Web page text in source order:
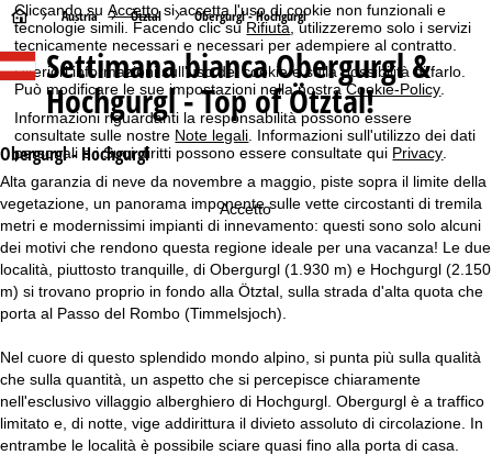
Cliccando suAccettosi accetta l'uso di cookie non funzionali e
tecnologie simili. Facendo clic su Rifiuta , utilizzeremo solo i servizi
tecnicamente necessari e necessari per adempiere al contratto.
Ulteriori informazioni sull'uso dei cookie e sulla possibilità di farlo.
Può modificare le sue impostazioni nella nostraCookie-Policy.
Informazioni riguardanti la responsabilità possono essere
consultate sulle nostre Note legali. Informazioni sull'utilizzo dei dati
personali e i Suoi diritti possono essere consultate qui Privacy.
Accetto
H
o
e
p
g
Austria Ötztal Obergurgl - Hochgurgl
Settimana biancaObergurgl &
Hochgurgl - Top of Ötztal!
Obergurgl - Hochgurgl
Alta garanzia di neve da novembre a maggio, piste sopra il limite della
vegetazione, un panorama imponente sulle vette circostanti di tremila
metri e modernissimi impianti di innevamento: questi sono solo alcuni
dei motivi che rendono questa regione ideale per una vacanza! Le due
località, piuttosto tranquille, di Obergurgl (1.930 m) e Hochgurgl (2.150
m) si trovano proprio in fondo alla Ötztal, sulla strada d'alta quota che
porta al Passo del Rombo (Timmelsjoch).
Nel cuore di questo splendido mondo alpino, si punta più sulla qualità
che sulla quantità, un aspetto che si percepisce chiaramente
nell'esclusivo villaggio alberghiero di Hochgurgl. Obergurgl è a traffico
limitato e, di notte, vige addirittura il divieto assoluto di circolazione. In
entrambe le località è possibile sciare quasi fino alla porta di casa.